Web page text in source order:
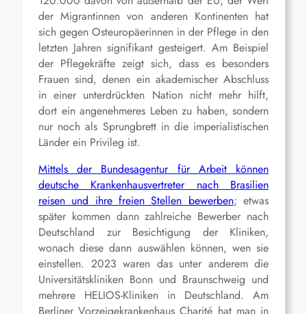
der Migrantinnen von anderen Kontinenten hat
sich gegen Osteuropäerinnen in der Pflege in den
letzten Jahren signifikant gesteigert. Am Beispiel
der Pflegekräfte zeigt sich, dass es besonders
Frauen sind, denen ein akademischer Abschluss
in einer unterdrückten Nation nicht mehr hilft,
dort ein angenehmeres Leben zu haben, sondern
nur noch als Sprungbrett in die imperialistischen
Länder ein Privileg ist.
Mittels der Bundesagentur für Arbeit können
deutsche Krankenhausvertreter nach Brasilien
reisen und ihre freien Stellen bewerben; etwas
später kommen dann zahlreiche Bewerber nach
Deutschland zur Besichtigung der Kliniken,
wonach diese dann auswählen können, wen sie
einstellen. 2023 waren das unter anderem die
Universitätskliniken Bonn und Braunschweig und
mehrere HELIOS-Kliniken in Deutschland. Am